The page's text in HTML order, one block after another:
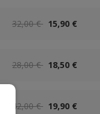
32,00 € 15,90 €
28,00 € 18,50 €
42,00 € 19,90 €